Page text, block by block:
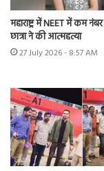
महाराष्ट्र में NEET में कम
छात्रा ने की आत्महत्या
27 July 2026 - 8:57 AM